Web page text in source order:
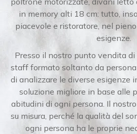
in memory alti 18 cm: tutto,
piacevole e ristoratore, nel
esigenze.
Presso il nostro punto vendita
staff formato soltanto da
di analizzare le diverse esigenze
soluzione migliore in base alle
abitudini di ogni persona. Il
su misura, perché la qualità del
ogni persona ha le proprie